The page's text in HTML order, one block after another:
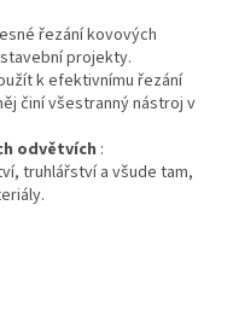
řezání kovových
projekty.
k efektivnímu řezání
činí všestranný nástroj v
odvětvích :
truhlářství a všude tam,